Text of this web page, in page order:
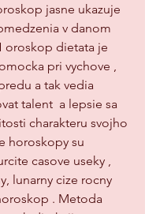
jasne ukazuje
v danom
oroskop dietata je
pri vychove ,
a tak vedia
talent  a lepsie sa
charakteru svojho
horoskopy su
casove useky ,
lunarny cize rocny
. Metoda